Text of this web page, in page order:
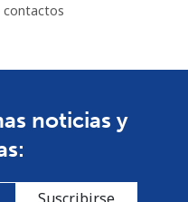
contactos
noticias y